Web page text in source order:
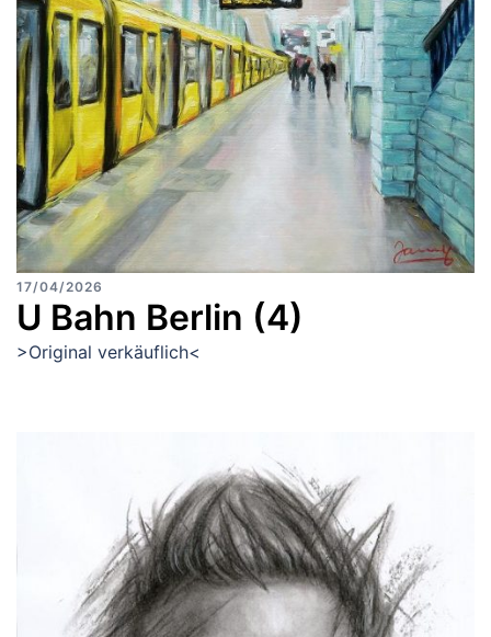
17/04/2026
U Bahn Berlin (4)
>Original verkäuflich<